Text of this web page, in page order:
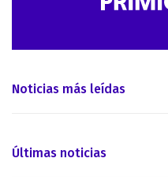
Noticias más leídas
Últimas noticias